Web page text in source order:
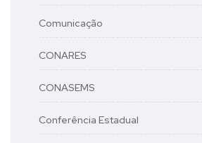
Comunicação
CONARES
CONASEMS
Conferência Estadual